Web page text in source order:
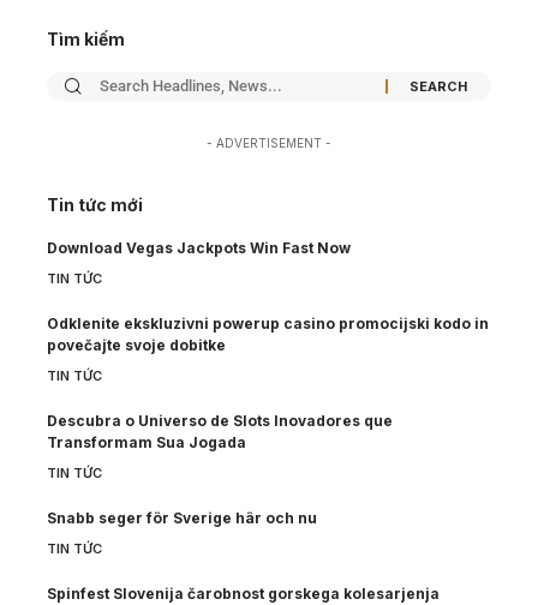
Tìm kiếm
- ADVERTISEMENT -
Tin tức mới
Download Vegas Jackpots Win Fast Now
TIN TỨC
Odklenite ekskluzivni powerup casino promocijski kodo in
povečajte svoje dobitke
TIN TỨC
Descubra o Universo de Slots Inovadores que
Transformam Sua Jogada
TIN TỨC
Snabb seger för Sverige här och nu
TIN TỨC
Spinfest Slovenija čarobnost gorskega kolesarjenja